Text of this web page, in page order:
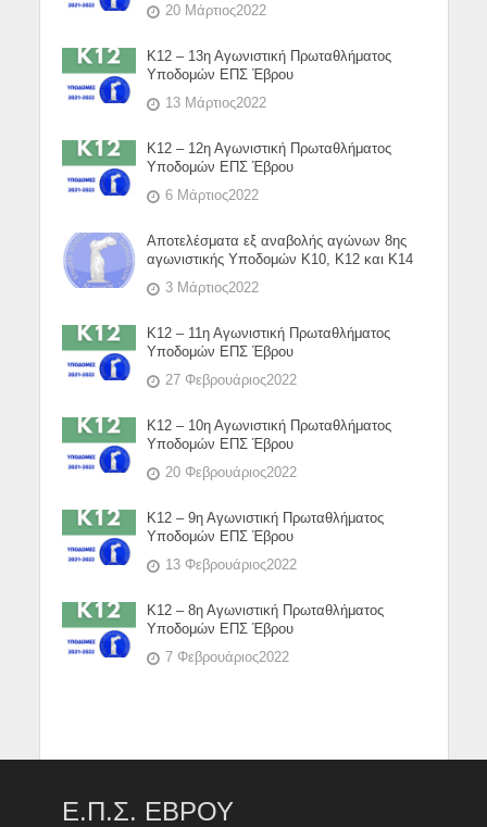
20 Μάρτιος2022
Κ12 – 13η Αγωνιστική Πρωταθλήματος
Υποδομών ΕΠΣ Έβρου
13 Μάρτιος2022
Κ12 – 12η Αγωνιστική Πρωταθλήματος
Υποδομών ΕΠΣ Έβρου
6 Μάρτιος2022
Αποτελέσματα εξ αναβολής αγώνων 8ης
αγωνιστικής Υποδομών Κ10, Κ12 και Κ14
3 Μάρτιος2022
Κ12 – 11η Αγωνιστική Πρωταθλήματος
Υποδομών ΕΠΣ Έβρου
27 Φεβρουάριος2022
Κ12 – 10η Αγωνιστική Πρωταθλήματος
Υποδομών ΕΠΣ Έβρου
20 Φεβρουάριος2022
Κ12 – 9η Αγωνιστική Πρωταθλήματος
Υποδομών ΕΠΣ Έβρου
13 Φεβρουάριος2022
Κ12 – 8η Αγωνιστική Πρωταθλήματος
Υποδομών ΕΠΣ Έβρου
7 Φεβρουάριος2022
Ε.Π.Σ. ΕΒΡΟΥ